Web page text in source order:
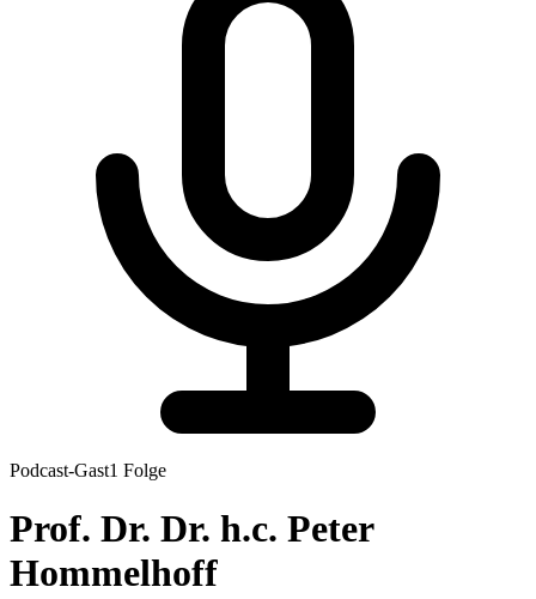
Podcast-Gast1 Folge
Prof. Dr. Dr. h.c. Peter
Hommelhoff